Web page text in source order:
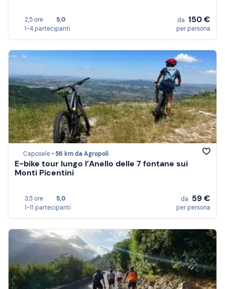
2,5 ore
5,0
1-4 partecipanti
da 150 €
per persona
Caposele • 56 km da Agropoli
E-bike tour lungo l’Anello delle 7 fontane sui
Monti Picentini
3,5 ore
5,0
1-11 partecipanti
da 59 €
per persona